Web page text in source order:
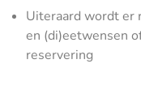
Uiteraard wordt er
en (di)eetwensen
reservering